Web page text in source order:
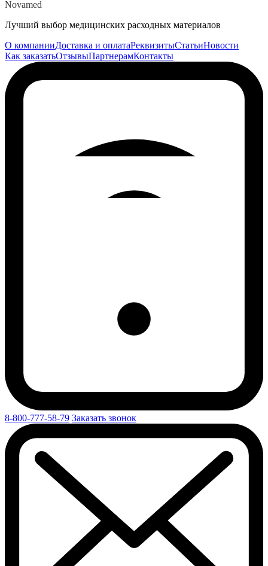
Novamed
Лучший выбор медицинских расходных материалов
О компанииДоставка и оплатаРеквизитыСтатьиНовости
Как заказатьОтзывыПартнерамКонтакты
8-800-777-58-79 Заказать звонок